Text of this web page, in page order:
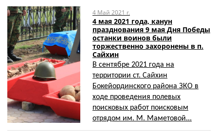
4 Май 2021 г.
4 мая 2021 года, канун
празднования 9 мая Дня Победы
останки воинов были
торжественно захоронены в п.
Сайхин
В сентябре 2021 года на
территории ст. Сайхин
Бокейординского района ЗКО в
ходе проведения полевых
поисковых работ поисковым
отрядом им. М. Маметовой...